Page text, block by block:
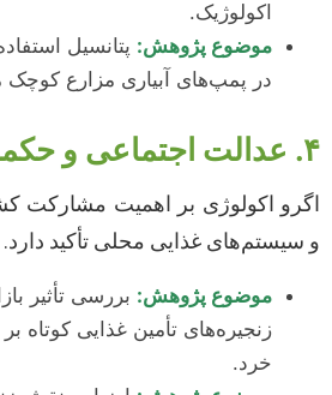
اکولوژیک.
موضوع پژوهش: پتانسیل
در پمپ‌های آبیاری مزارع
۴. عدالت اجتماعی و حکمرانی غذایی
اگرو اکولوژی بر اهمیت مشارکت
و سیستم‌های غذایی محلی تأکید دارد.
موضوع پژوهش: بررسی تأثیر
زنجیره‌های تأمین غذایی کوتاه
خرد.